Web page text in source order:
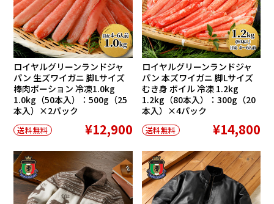
ロイヤルグリーンランドジャ
パン 生ズワイガニ 脚Lサイズ
棒肉ポーション 冷凍1.0kg
1.0kg（50本入）：500g（25
本入）×2パック
送料無料 ¥12,900
ロイヤルグリーンランドジャ
パン 本ズワイガニ 脚Lサイズ
むき身 ボイル 冷凍 1.2kg
1.2kg（80本入）：300g（20
本入）×4パック
送料無料 ¥14,800